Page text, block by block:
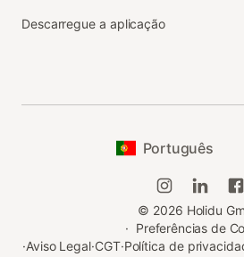
Descarregue a aplicação
Português
© 2026 Holidu
· Preferências de
·Aviso Legal·CGT·Política de